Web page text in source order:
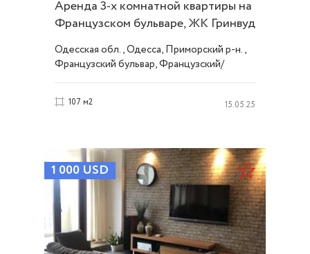
Аренда 3-х комнатной квартиры на
Французском бульваре, ЖК Гринвуд
ID 51742
Одесская обл., Одесса, Приморский р-н.,
Французский бульвар, Французский/
107 м2 15.05.25
1 000 USD